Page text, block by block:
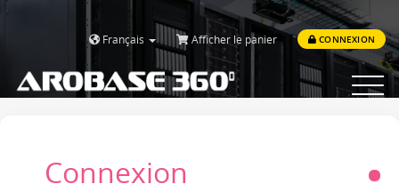
Français Afficher le panier CONNEXION
Toggle
Connexion